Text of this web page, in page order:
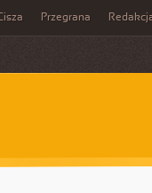
Przegrana